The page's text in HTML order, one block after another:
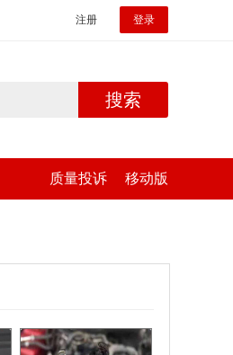
注册 登录
搜索
质量投诉 移动版